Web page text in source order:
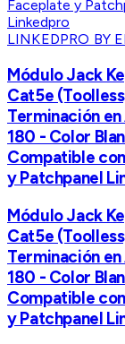
LINKEDPRO BY
Módulo Jack
Cat5e
Terminación
180 - Color
Compatible
y Patchpanel
Módulo Jack
Cat5e
Terminación
180 - Color
Compatible
y Patchpanel